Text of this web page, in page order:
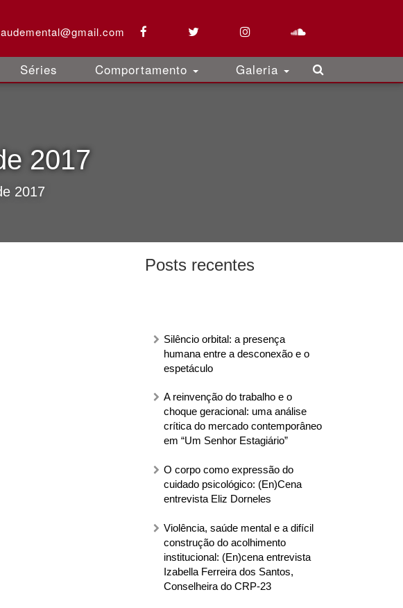
Séries Comportamento Galeria
2017
2017
Posts recentes
Silêncio orbital: a presença
humana entre a desconexão e o
espetáculo
A reinvenção do trabalho e o
choque geracional: uma análise
crítica do mercado contemporâneo
em “Um Senhor Estagiário”
O corpo como expressão do
cuidado psicológico: (En)Cena
entrevista Eliz Dorneles
Violência, saúde mental e a difícil
construção do acolhimento
institucional: (En)cena entrevista
Izabella Ferreira dos Santos,
Conselheira do CRP-23